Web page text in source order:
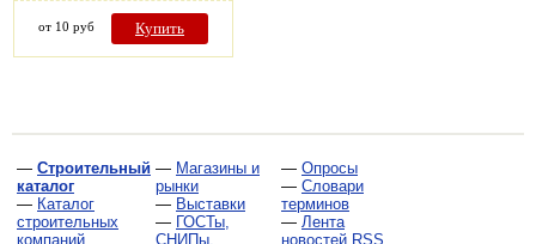
от 10 руб Купить
— Строительный
каталог
— Каталог
строительных
компаний
— Магазины и
рынки
— Выставки
— ГОСТы,
СНИПы,
— Опросы
— Словари
терминов
— Лента
новостей RSS